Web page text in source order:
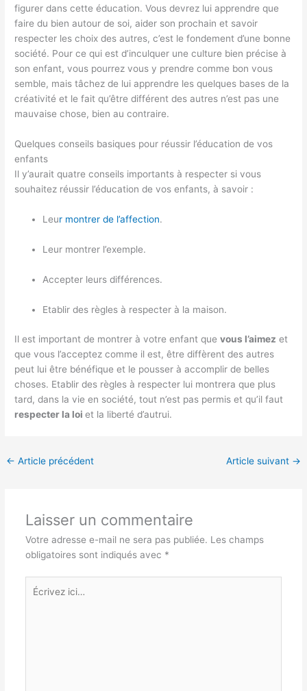
figurer dans cette éducation. Vous devrez lui apprendre que
faire du bien autour de soi, aider son prochain et savoir
respecter les choix des autres, c’est le fondement d’une bonne
société. Pour ce qui est d’inculquer une culture bien précise à
son enfant, vous pourrez vous y prendre comme bon vous
semble, mais tâchez de lui apprendre les quelques bases de la
créativité et le fait qu’être différent des autres n’est pas une
mauvaise chose, bien au contraire.
Quelques conseils basiques pour réussir l’éducation de vos
enfants
Il y’aurait quatre conseils importants à respecter si vous
souhaitez réussir l’éducation de vos enfants, à savoir :
Leur montrer de l’affection.
Leur montrer l’exemple.
Accepter leurs différences.
Etablir des règles à respecter à la maison.
Il est important de montrer à votre enfant quevous l’aimez et
que vous l’acceptez comme il est, être diffèrent des autres
peut lui être bénéfique et le pousser à accomplir de belles
choses. Etablir des règles à respecter lui montrera que plus
tard, dans la vie en société, tout n’est pas permis et qu’il faut
respecter la loiet la liberté d’autrui.
← Article précédent Article suivant →
Laisser un commentaire
Votre adresse e-mail ne sera pas publiée. Les champs
obligatoires sont indiqués avec *
Écrivez
ici…